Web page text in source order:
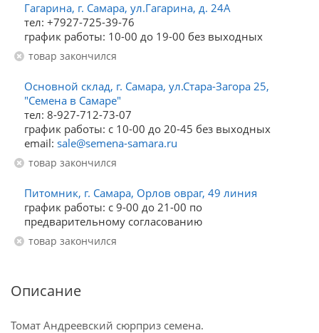
Гагарина, г. Самара, ул.Гагарина, д. 24А
тел: +7927-725-39-76
график работы: 10-00 до 19-00 без выходных
Товар закончился
Основной склад, г. Самара, ул.Стара-Загора 25,
"Семена в Самаре"
тел: 8-927-712-73-07
график работы: с 10-00 до 20-45 без выходных
email: sale@semena-samara.ru
Товар закончился
Питомник, г. Самара, Орлов овраг, 49 линия
график работы: с 9-00 до 21-00 по
предварительному согласованию
Товар закончился
Описание
Томат Андреевский сюрприз семена.